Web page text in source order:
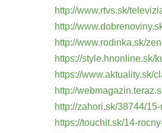
http://www.rtvs.sk/
http://
http://www.rodinka.sk/
https://style.hnonline.sk/
https://www.aktuality.sk/
http://
http://zahori.sk/38744/
https://touchit.sk/14-